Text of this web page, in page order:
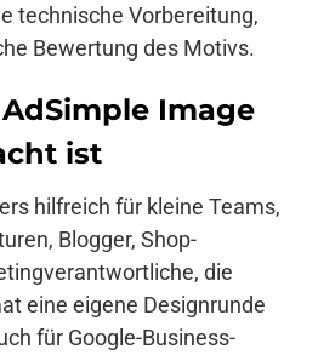
technische Vorbereitung,
Bewertung des Motivs.
Image
ist
hilfreich für kleine Teams,
Blogger, Shop-
die
eine eigene Designrunde
für Google-Business-